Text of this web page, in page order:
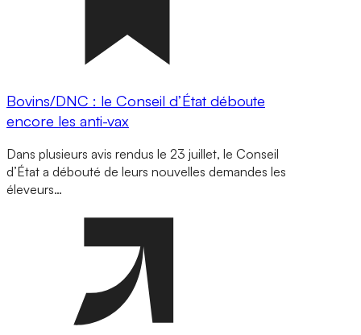
Bovins/DNC : le Conseil d’État déboute
encore les anti-vax
Dans plusieurs avis rendus le 23 juillet, le Conseil
d’État a débouté de leurs nouvelles demandes les
éleveurs…